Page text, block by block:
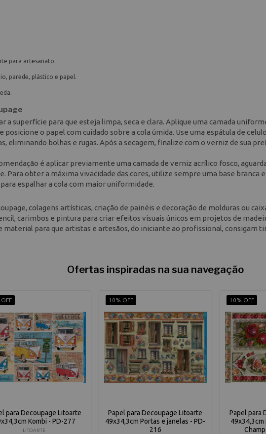
para artesanato.
parede, plástico e papel.
a superfície para que esteja limpa, seca e clara. Aplique uma camada
posicione o papel com cuidado sobre a cola úmida. Use uma espátula de
eliminando bolhas e rugas. Após a secagem, finalize com o verniz de sua
é aplicar previamente uma camada de verniz acrílico fosco,
Para obter a máxima vivacidade das cores, utilize sempre uma base branca e
espalhar a cola com maior uniformidade.
colagens artísticas, criação de painéis e decoração de molduras ou
carimbos e pintura para criar efeitos visuais únicos em projetos de
material para que artistas e artesãos, do iniciante ao profissional, consigam
Ofertas inspiradas na sua navegação
para Decoupage Litoarte
Kombi - PD-277
LITOARTE
10% OFF
Papel para Decoupage Litoarte
49x34,3cm Portas e janelas - PD-
216
10% OFF
Papel para
49x34,3cm